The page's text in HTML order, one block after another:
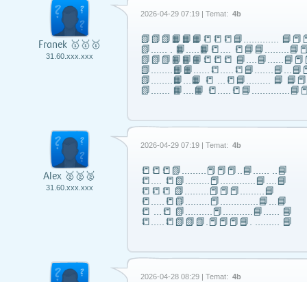
Franek 🥇🥇🥇
31.60.xxx.xxx
2026-04-29 07:19 | Temat: 4b
📗📗📗📙📙📙📒📒📒📘……..…..
📗...... . 📙…..📙📒….
📗📗📗📙📙📙📒📒📒
📗……..📙…📙 📒 …📒📘……... 📘
📗……. 📙….📙
Alex 🥈🥈🥈
31.60.xxx.xxx
2026-04-29 07:19 | Temat: 4b
📒📒📒📗………📕📕📕..📘…… ..📘
📒…. 📒📗………📕………….📘….📘
📒📒📒 📗………📕📕📕………📘
📒…..📒📗………📕…………..📘…📘
📒 …📒 📗……….📕………..📘…… 📘
📒…..📒📗📗📗.📕📕📕📘. ……… 📘
2026-04-28 08:29 | Temat: 4b